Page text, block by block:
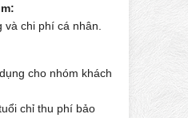
và chi phí cá nhân.
cho nhóm khách
chỉ thu phí bảo